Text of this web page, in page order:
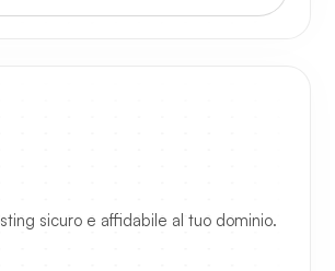
sicuro e affidabile al tuo dominio.